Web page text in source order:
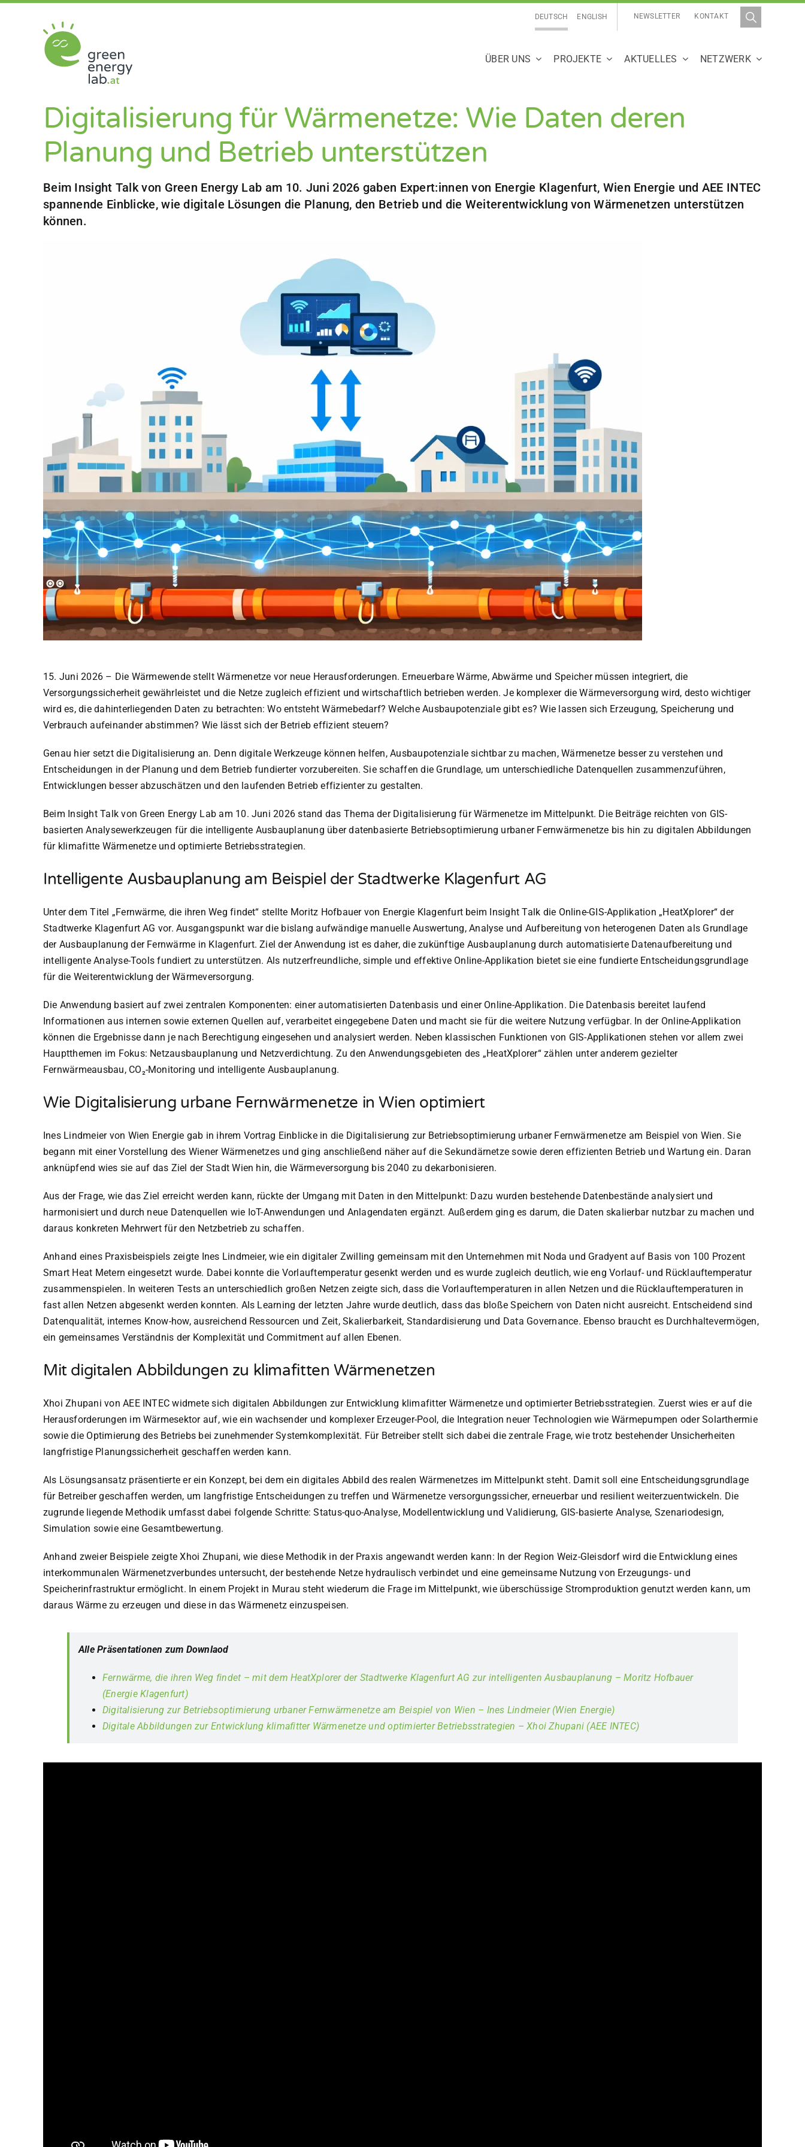
NEWSLETTER KONTAKT
DEUTSCH ENGLISH
ÜBER UNS PROJEKTE AKTUELLES NETZWERK
Digitalisierung für Wärmenetze: Wie Daten deren
Planung und Betrieb unterstützen
Beim Insight Talk von Green Energy Lab am 10. Juni 2026 gaben Expert:innen von Energie Klagenfurt, Wien Energie und AEE INTEC
spannende Einblicke, wie digitale Lösungen die Planung, den Betrieb und die Weiterentwicklung von Wärmenetzen unterstützen
können.
15. Juni 2026 – Die Wärmewende stellt Wärmenetze vor neue Herausforderungen. Erneuerbare Wärme, Abwärme und Speicher müssen integriert, die
Versorgungssicherheit gewährleistet und die Netze zugleich effizient und wirtschaftlich betrieben werden. Je komplexer die Wärmeversorgung wird, desto wichtiger
wird es, die dahinterliegenden Daten zu betrachten: Wo entsteht Wärmebedarf? Welche Ausbaupotenziale gibt es? Wie lassen sich Erzeugung, Speicherung und
Verbrauch aufeinander abstimmen? Wie lässt sich der Betrieb effizient steuern?
Genau hier setzt die Digitalisierung an. Denn digitale Werkzeuge können helfen, Ausbaupotenziale sichtbar zu machen, Wärmenetze besser zu verstehen und
Entscheidungen in der Planung und dem Betrieb fundierter vorzubereiten. Sie schaffen die Grundlage, um unterschiedliche Datenquellen zusammenzuführen,
Entwicklungen besser abzuschätzen und den laufenden Betrieb effizienter zu gestalten.
Beim Insight Talk von Green Energy Lab am 10. Juni 2026 stand das Thema der Digitalisierung für Wärmenetze im Mittelpunkt. Die Beiträge reichten von GIS-
basierten Analysewerkzeugen für die intelligente Ausbauplanung über datenbasierte Betriebsoptimierung urbaner Fernwärmenetze bis hin zu digitalen Abbildungen
für klimafitte Wärmenetze und optimierte Betriebsstrategien.
Intelligente Ausbauplanung am Beispiel der Stadtwerke Klagenfurt AG
Unter dem Titel „Fernwärme, die ihren Weg findet“ stellte Moritz Hofbauer von Energie Klagenfurt beim Insight Talk die Online-GIS-Applikation „HeatXplorer“ der
Stadtwerke Klagenfurt AG vor. Ausgangspunkt war die bislang aufwändige manuelle Auswertung, Analyse und Aufbereitung von heterogenen Daten als Grundlage
der Ausbauplanung der Fernwärme in Klagenfurt. Ziel der Anwendung ist es daher, die zukünftige Ausbauplanung durch automatisierte Datenaufbereitung und
intelligente Analyse-Tools fundiert zu unterstützen. Als nutzerfreundliche, simple und effektive Online-Applikation bietet sie eine fundierte Entscheidungsgrundlage
für die Weiterentwicklung der Wärmeversorgung.
Die Anwendung basiert auf zwei zentralen Komponenten: einer automatisierten Datenbasis und einer Online-Applikation. Die Datenbasis bereitet laufend
Informationen aus internen sowie externen Quellen auf, verarbeitet eingegebene Daten und macht sie für die weitere Nutzung verfügbar. In der Online-Applikation
können die Ergebnisse dann je nach Berechtigung eingesehen und analysiert werden. Neben klassischen Funktionen von GIS-Applikationen stehen vor allem zwei
Hauptthemen im Fokus: Netzausbauplanung und Netzverdichtung. Zu den Anwendungsgebieten des „HeatXplorer“ zählen unter anderem gezielter
Fernwärmeausbau, CO₂-Monitoring und intelligente Ausbauplanung.
Wie Digitalisierung urbane Fernwärmenetze in Wien optimiert
Ines Lindmeier von Wien Energie gab in ihrem Vortrag Einblicke in die Digitalisierung zur Betriebsoptimierung urbaner Fernwärmenetze am Beispiel von Wien. Sie
begann mit einer Vorstellung des Wiener Wärmenetzes und ging anschließend näher auf die Sekundärnetze sowie deren effizienten Betrieb und Wartung ein. Daran
anknüpfend wies sie auf das Ziel der Stadt Wien hin, die Wärmeversorgung bis 2040 zu dekarbonisieren.
Aus der Frage, wie das Ziel erreicht werden kann, rückte der Umgang mit Daten in den Mittelpunkt: Dazu wurden bestehende Datenbestände analysiert und
harmonisiert und durch neue Datenquellen wie IoT-Anwendungen und Anlagendaten ergänzt. Außerdem ging es darum, die Daten skalierbar nutzbar zu machen und
daraus konkreten Mehrwert für den Netzbetrieb zu schaffen.
Anhand eines Praxisbeispiels zeigte Ines Lindmeier, wie ein digitaler Zwilling gemeinsam mit den Unternehmen mit Noda und Gradyent auf Basis von 100 Prozent
Smart Heat Metern eingesetzt wurde. Dabei konnte die Vorlauftemperatur gesenkt werden und es wurde zugleich deutlich, wie eng Vorlauf- und Rücklauftemperatur
zusammenspielen. In weiteren Tests an unterschiedlich großen Netzen zeigte sich, dass die Vorlauftemperaturen in allen Netzen und die Rücklauftemperaturen in
fast allen Netzen abgesenkt werden konnten. Als Learning der letzten Jahre wurde deutlich, dass das bloße Speichern von Daten nicht ausreicht. Entscheidend sind
Datenqualität, internes Know-how, ausreichend Ressourcen und Zeit, Skalierbarkeit, Standardisierung und Data Governance. Ebenso braucht es Durchhaltevermögen,
ein gemeinsames Verständnis der Komplexität und Commitment auf allen Ebenen.
Mit digitalen Abbildungen zu klimafitten Wärmenetzen
Xhoi Zhupani von AEE INTEC widmete sich digitalen Abbildungen zur Entwicklung klimafitter Wärmenetze und optimierter Betriebsstrategien. Zuerst wies er auf die
Herausforderungen im Wärmesektor auf, wie ein wachsender und komplexer Erzeuger-Pool, die Integration neuer Technologien wie Wärmepumpen oder Solarthermie
sowie die Optimierung des Betriebs bei zunehmender Systemkomplexität. Für Betreiber stellt sich dabei die zentrale Frage, wie trotz bestehender Unsicherheiten
langfristige Planungssicherheit geschaffen werden kann.
Als Lösungsansatz präsentierte er ein Konzept, bei dem ein digitales Abbild des realen Wärmenetzes im Mittelpunkt steht. Damit soll eine Entscheidungsgrundlage
für Betreiber geschaffen werden, um langfristige Entscheidungen zu treffen und Wärmenetze versorgungssicher, erneuerbar und resilient weiterzuentwickeln. Die
zugrunde liegende Methodik umfasst dabei folgende Schritte: Status-quo-Analyse, Modellentwicklung und Validierung, GIS-basierte Analyse, Szenariodesign,
Simulation sowie eine Gesamtbewertung.
Anhand zweier Beispiele zeigte Xhoi Zhupani, wie diese Methodik in der Praxis angewandt werden kann: In der Region Weiz-Gleisdorf wird die Entwicklung eines
interkommunalen Wärmenetzverbundes untersucht, der bestehende Netze hydraulisch verbindet und eine gemeinsame Nutzung von Erzeugungs- und
Speicherinfrastruktur ermöglicht. In einem Projekt in Murau steht wiederum die Frage im Mittelpunkt, wie überschüssige Stromproduktion genutzt werden kann, um
daraus Wärme zu erzeugen und diese in das Wärmenetz einzuspeisen.
Alle Präsentationen zum Downlaod
Fernwärme, die ihren Weg findet – mit dem HeatXplorer der Stadtwerke Klagenfurt AG zur intelligenten Ausbauplanung – Moritz Hofbauer
(Energie Klagenfurt)
Digitalisierung zur Betriebsoptimierung urbaner Fernwärmenetze am Beispiel von Wien – Ines Lindmeier (Wien Energie)
Digitale Abbildungen zur Entwicklung klimafitter Wärmenetze und optimierter Betriebsstrategien – Xhoi Zhupani (AEE INTEC)